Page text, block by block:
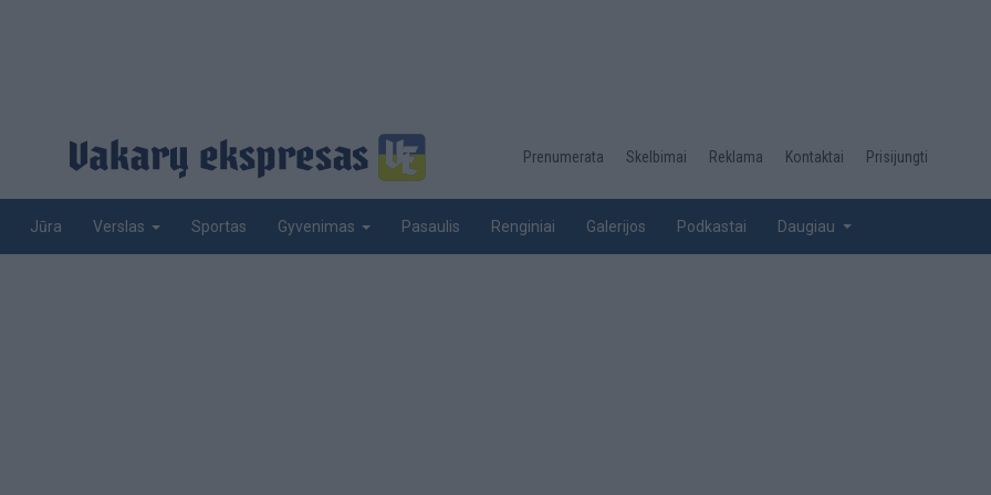
Desktop
top
Prenumerata Skelbimai Reklama Kontaktai Prisijungti
Jūra Verslas Sportas Gyvenimas Pasaulis Renginiai Galerijos Podkastai Daugiau